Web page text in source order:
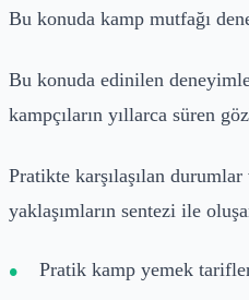
Bu konuda kamp mutfağı
Bu konuda edinilen
kampçıların yıllarca süren
Pratikte karşılaşılan
yaklaşımların sentezi ile
Pratik kamp yemek